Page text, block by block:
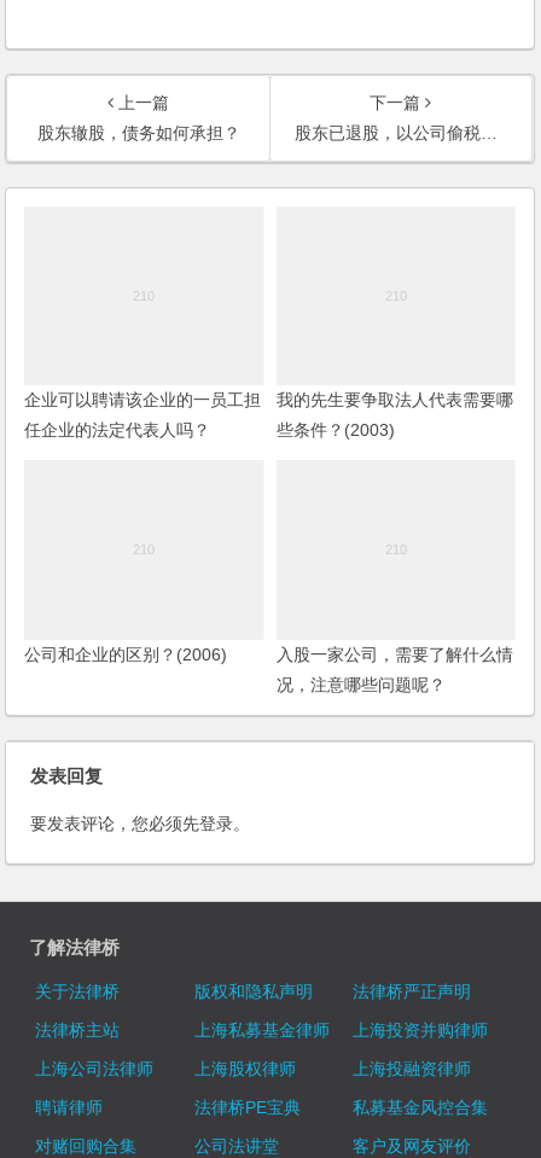
上一篇
股东辙股，债务如何承担？
下一篇
股东已退股，以公司偷税为理由敲诈其他股东？如何应付？
企业可以聘请该企业的一员工担
任企业的法定代表人吗？
我的先生要争取法人代表需要哪
些条件？(2003)
公司和企业的区别？(2006)
入股一家公司，需要了解什么情
况，注意哪些问题呢？
发表回复
要发表评论，您必须先登录。
了解法律桥
关于法律桥 版权和隐私声明
法律桥严正声明
法律桥主站
上海私募基金律师
上海投资并购律师
上海公司法律师
上海股权律师
上海投融资律师
聘请律师
法律桥PE宝典
私募基金风控合集
对赌回购合集
公司法讲堂
客户及网友评价